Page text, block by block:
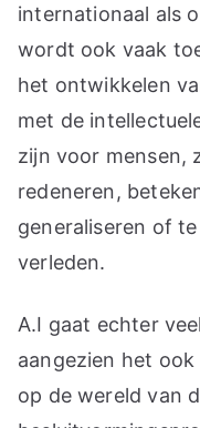
internationaal als
wordt ook vaak
het ontwikkelen
met de
zijn voor mensen,
redeneren,
generaliseren of
verleden.
A.I gaat echter
aangezien het
op de wereld van